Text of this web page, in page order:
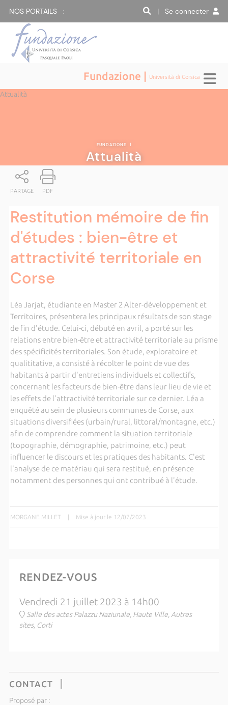
NOS PORTAILS : | Se connecter
Fundazione | Università di Corsica
Attualità
FUNDAZIONE |
Attualità
PARTAGE PDF
Restitution mémoire de fin
d'études : bien-être et
attractivité territoriale en
Corse
Léa Jarjat, étudiante en Master 2 Alter-développement et
Territoires, présentera les principaux résultats de son stage
de fin d'étude. Celui-ci, débuté en avril, a porté sur les
relations entre bien-être et attractivité territoriale au prisme
des spécificités territoriales. Son étude, exploratoire et
qualititative, a consisté à récolter le point de vue des
habitants à partir d'entretiens individuels et collectifs,
concernant les facteurs de bien-être dans leur lieu de vie et
les effets de l'attractivité territoriale sur ce dernier. Léa a
enquêté au sein de plusieurs communes de Corse, aux
situations diversifiées (urbain/rural, littoral/montagne, etc.)
afin de comprendre comment la situation territoriale
(topographie, démographie, patrimoine, etc.) peut
influencer le discours et les pratiques des habitants. C'est
l'analyse de ce matériau qui sera restitué, en présence
notamment des personnes qui ont contribué à l'étude.
MORGANE MILLET | Mise à jour le 12/07/2023
RENDEZ-VOUS
Vendredi 21 juillet 2023 à 14h00
Salle des actes Palazzu Naziunale, Haute Ville, Autres
sites, Corti
CONTACT
Proposé par :